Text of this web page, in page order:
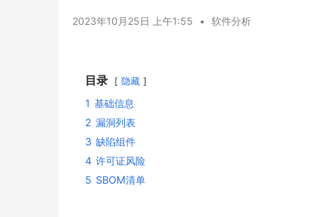
2023年10月25日 上午1:55 • 软件分析
目录 隐藏
1 基础信息
2 漏洞列表
3 缺陷组件
4 许可证风险
5 SBOM清单